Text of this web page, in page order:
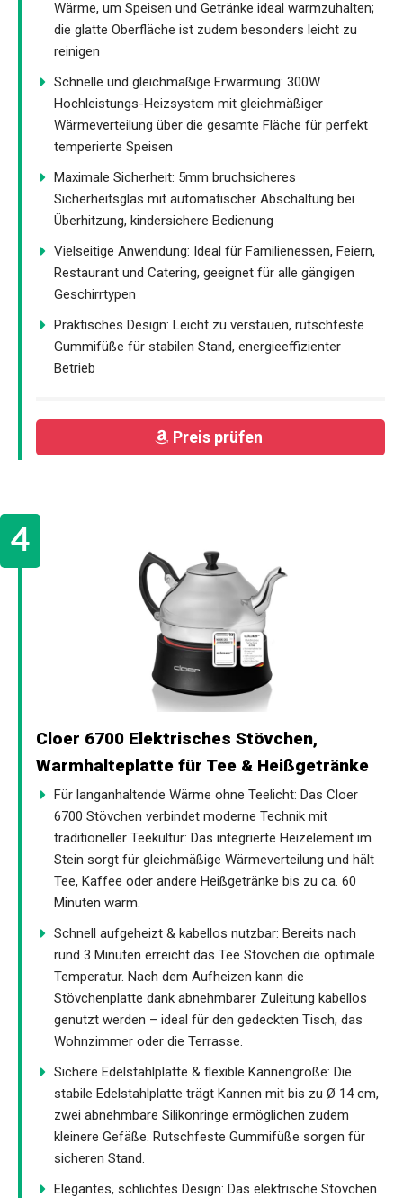
Wärme, um Speisen und Getränke ideal warmzuhalten;
die glatte Oberfläche ist zudem besonders leicht zu
reinigen
Schnelle und gleichmäßige Erwärmung: 300W
Hochleistungs-Heizsystem mit gleichmäßiger
Wärmeverteilung über die gesamte Fläche für perfekt
temperierte Speisen
Maximale Sicherheit: 5mm bruchsicheres
Sicherheitsglas mit automatischer Abschaltung bei
Überhitzung, kindersichere Bedienung
Vielseitige Anwendung: Ideal für Familienessen, Feiern,
Restaurant und Catering, geeignet für alle gängigen
Geschirrtypen
Praktisches Design: Leicht zu verstauen, rutschfeste
Gummifüße für stabilen Stand, energieeffizienter
Betrieb
Preis prüfen
Cloer 6700 Elektrisches Stövchen,
Warmhalteplatte für Tee & Heißgetränke
Für langanhaltende Wärme ohne Teelicht: Das Cloer
6700 Stövchen verbindet moderne Technik mit
traditioneller Teekultur: Das integrierte Heizelement im
Stein sorgt für gleichmäßige Wärmeverteilung und hält
Tee, Kaffee oder andere Heißgetränke bis zu ca. 60
Minuten warm.
Schnell aufgeheizt & kabellos nutzbar: Bereits nach
rund 3 Minuten erreicht das Tee Stövchen die optimale
Temperatur. Nach dem Aufheizen kann die
Stövchenplatte dank abnehmbarer Zuleitung kabellos
genutzt werden – ideal für den gedeckten Tisch, das
Wohnzimmer oder die Terrasse.
Sichere Edelstahlplatte & flexible Kannengröße: Die
stabile Edelstahlplatte trägt Kannen mit bis zu Ø 14 cm,
zwei abnehmbare Silikonringe ermöglichen zudem
kleinere Gefäße. Rutschfeste Gummifüße sorgen für
sicheren Stand.
Elegantes, schlichtes Design: Das elektrische Stövchen